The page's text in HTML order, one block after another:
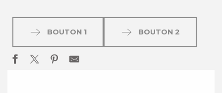
BOUTON 1 BOUTON 2